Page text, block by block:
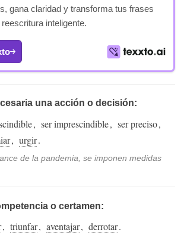
gana claridad y transforma tus frases
inteligente.
una acción o decisión:
, ser imprescindible, ser preciso,
, urgir.
de la pandemia, se imponen medidas
o certamen:
, triunfar, aventajar, derrotar.